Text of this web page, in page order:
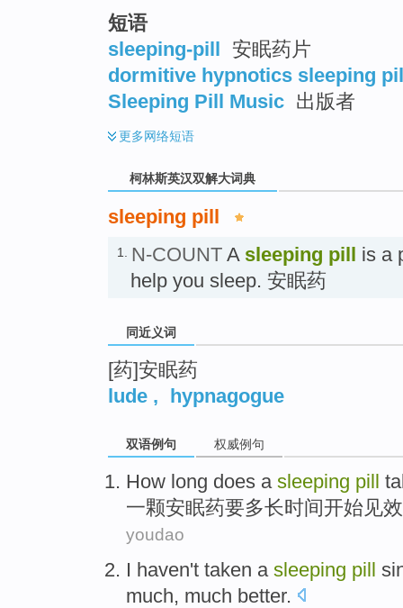
短语
sleeping-pill 安眠药片
dormitive hypnotics sleeping
Sleeping Pill Music 出版者
更多网络短语
柯林斯英汉双解大词典
sleeping pill
1. N-COUNT A sleeping pill is a
help you sleep. 安眠药
同近义词
[药]安眠药
lude , hypnagogue
双语例句 权威例句
How long does a sleeping pill
一颗安眠药要多长时间开始见
youdao
I haven't taken a sleeping pill
much, much better.